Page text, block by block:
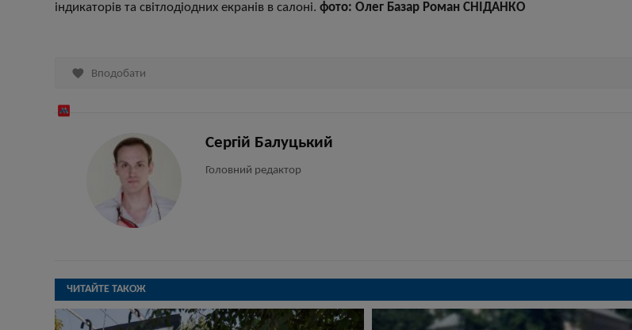
індикаторів та світлодіодних екранів в салоні. фото: Олег Базар Роман СНІДАНКО
 Вподобати
Сергій Балуцький
Головний редактор
ЧИТАЙТЕ ТАКОЖ